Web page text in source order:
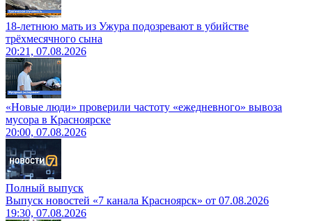
18-летнюю мать из Ужура подозревают в убийстве
трёхмесячного сына
20:21, 07.08.2026
«Новые люди» проверили частоту «ежедневного» вывоза
мусора в Красноярске
20:00, 07.08.2026
Полный выпуск
Выпуск новостей «7 канала Красноярск» от 07.08.2026
19:30, 07.08.2026